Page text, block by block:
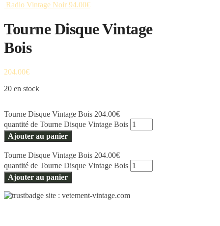
Radio Vintage Noir 94.00€
Tourne Disque Vintage
Bois
204.00€
20 en stock
Tourne Disque Vintage Bois 204.00€
quantité de Tourne Disque Vintage Bois
Ajouter au panier
Tourne Disque Vintage Bois 204.00€
quantité de Tourne Disque Vintage Bois
Ajouter au panier